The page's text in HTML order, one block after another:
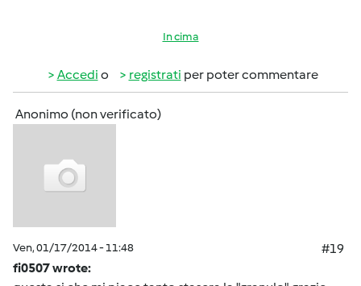
In cima
Accedi o registrati per poter commentare
Anonimo (non verificato)
Ven, 01/17/2014 - 11:48
#19
fi0507 wrote: